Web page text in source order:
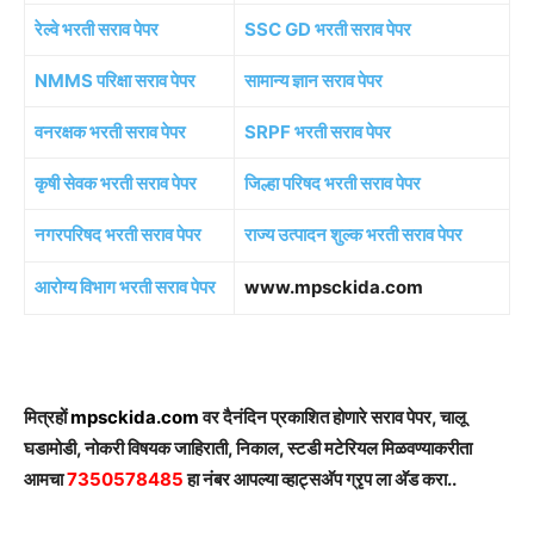
रेल्वे भरती सराव पेपर SSC GD भरती सराव पेपर
NMMS परिक्षा सराव पेपर सामान्य ज्ञान सराव पेपर
वनरक्षक भरती सराव पेपर SRPF भरती सराव पेपर
कृषी सेवक भरती सराव पेपर जिल्हा परिषद भरती सराव पेपर
नगरपरिषद भरती सराव पेपर राज्य उत्पादन शुल्क भरती सराव पेपर
आरोग्य विभाग भरती सराव पेपर www.mpsckida.com
मित्रहोंmpsckida.comवर दैनंदिन प्रकाशित होणारे सराव पेपर, चालू
घडामोडी, नोकरी विषयक जाहिराती, निकाल, स्टडी मटेरियल मिळवण्याकरीता
आमचा7350578485हा नंबर आपल्या व्हाट्सअ‍ॅप ग्रृप ला अ‍ॅड करा..